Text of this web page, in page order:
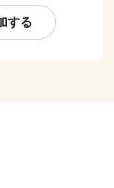
るなか、瑞穂市
する